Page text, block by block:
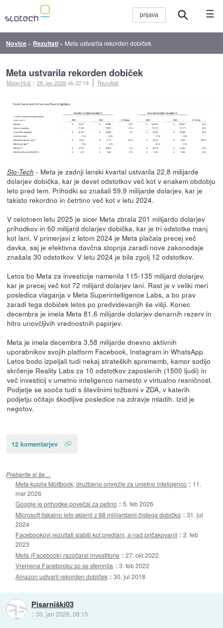
☰
Novice » Rezultati » Meta ustvarila rekorden dobiček
Meta ustvarila rekorden dobiček
Matej Huš ::29. jan 2026ob 22:19 Rezultati
Slo-Tech - Meta je zadnji lanski kvartal ustvarila 22,8 milijarde
dolarjev dobička, kar je devet odstotkov več kot v enakem obdobju
leto pred tem. Prihodki so znašali 59,9 milijarde dolarjev, kar je
takisto rekordno in četrtino več kot v letu 2024.
V celotnem letu 2025 je sicer Meta zbrala 201 milijardo dolarjev
prihodkov in 60 milijard dolarjev dobička, kar je tri odstotke manj
kot lani. V primerjavi z letom 2024 je Meta plačala precej več
davka, saj je efektivna davčna stopnja zaradi nove zakonodaje
znašala 30 odstotkov. V letu 2024 je bila zgolj 12 odstotkov.
Letos bo Meta za investicije namenila 115-135 milijard dolarjev,
kar je precej več kot 72 milijard dolarjev lani. Rast je v veliki meri
posledica vlaganja v Meta Superintelligence Labs, a bo prav
zaradi tega dobiček letos po predvidevanjih še višji. Konec
decembra je imela Meta 81,6 milijarde dolarjev denarnih rezerv in
hitro unovčljivih vrednostnih papirjev.
Meta je imela decembra 3,58 milijarde dnevno aktivnih
uporabnikov svojih platform Facebook, Instagram in WhatsApp.
Letos bodo izpeljali tudi nekaj strateških sprememb, kamor sodijo
skrčenje Reality Labs za 10 odstotkov zaposlenih (1500 ljudi) in
več investicij v umetno inteligenco namesto v virtualno resničnost.
Podjetje se sooča tudi s številnimi tožbami v ZDA, v katerih
podjetju očitajo škodljive posledice na zdravje mladih. Izid je
negotov.
12 komentarjev
Preberite si še…
Meta kupila Moltbook, družbeno omrežje za umetno inteligenco :: 11.
mar 2026
Google je prihodke povečal za petino ::5. feb 2026
Microsoft fiskalno leto sklenil z 88 milijardami čistega dobička ::31. jul
2024
Facebookovi rezultati slabši kot predlani, a nad pričakovanji ::2. feb
2023
Meta (Facebook) razočaral investitorje ::27. okt 2022
Vremena Facebooku so se stemnila ::3. feb 2022
Amazon ustvaril rekorden dobiček ::30. jul 2018
Pisarniški03
::30. jan 2026, 08:15